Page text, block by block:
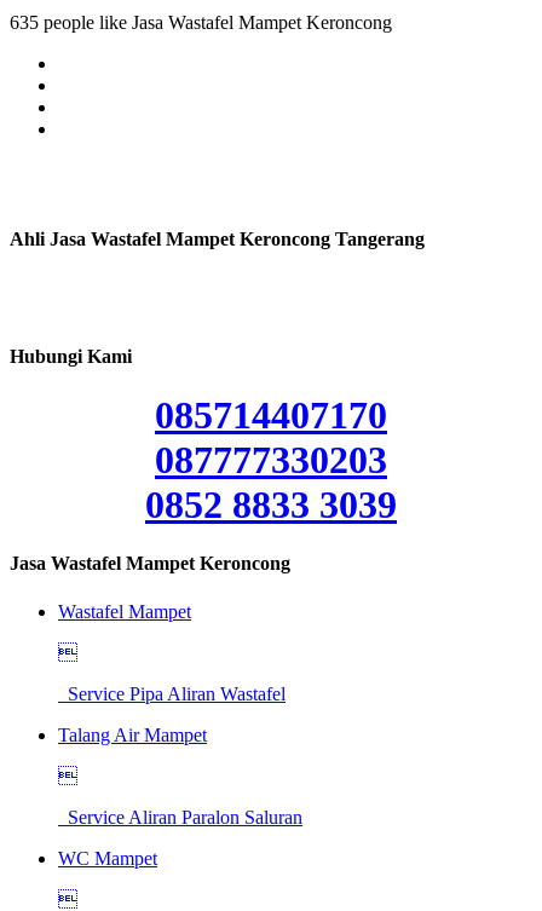
635 people like Jasa Wastafel Mampet Keroncong
Ahli Jasa Wastafel Mampet Keroncong Tangerang
Hubungi Kami
085714407170
087777330203
0852 8833 3039
Jasa Wastafel Mampet Keroncong
Wastafel Mampet

Service Pipa Aliran Wastafel
Talang Air Mampet

Service Aliran Paralon Saluran
WC Mampet
